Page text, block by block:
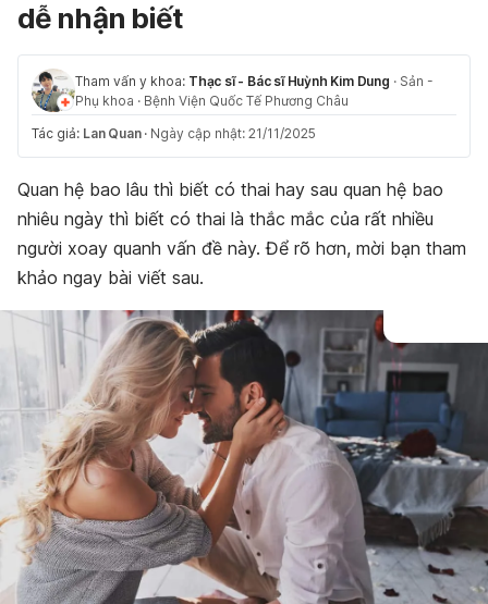
dễ nhận biết
Tham vấn y khoa: Thạc sĩ - Bác sĩ Huỳnh Kim Dung · Sản -
Phụ khoa · Bệnh Viện Quốc Tế Phương Châu
Tác giả: Lan Quan · Ngày cập nhật: 21/11/2025
Quan hệ bao lâu thì biết có thai hay sau quan hệ bao
nhiêu ngày thì biết có thai là thắc mắc của rất nhiều
người xoay quanh vấn đề này. Để rõ hơn, mời bạn tham
khảo ngay bài viết sau.